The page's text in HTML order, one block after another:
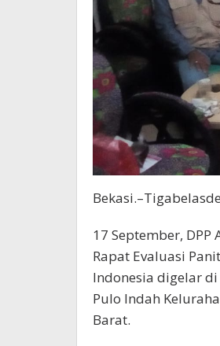
17 September, DPP
Rapat Evaluasi
Indonesia digelar
Pulo Indah
Barat.